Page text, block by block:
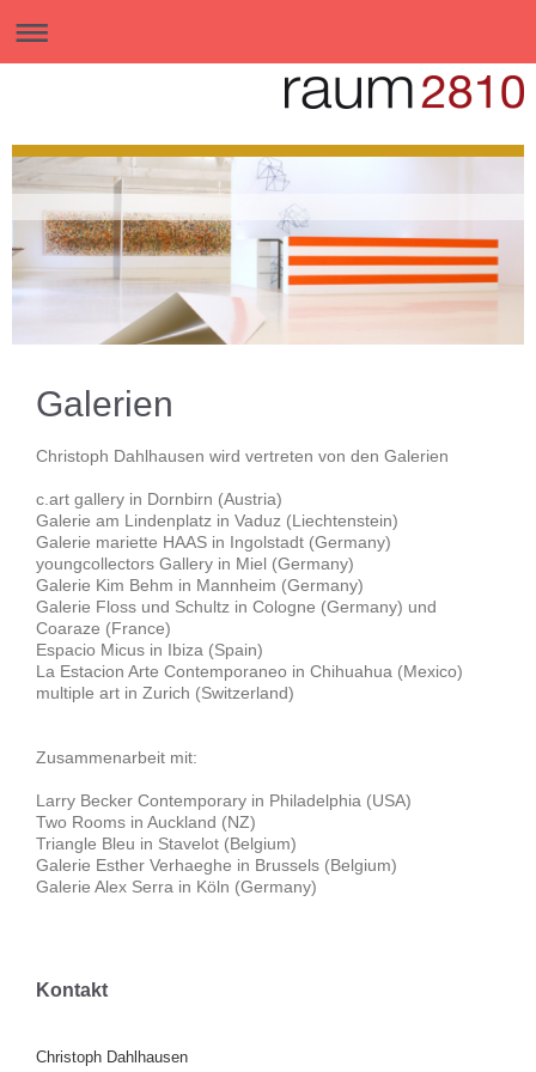
Galerien
Christoph Dahlhausen wird vertreten von den Galerien
c.art gallery in Dornbirn (Austria)
Galerie am Lindenplatz in Vaduz (Liechtenstein)
Galerie mariette HAAS in Ingolstadt (Germany)
youngcollectors Gallery in Miel (Germany)
Galerie Kim Behm in Mannheim (Germany)
Galerie Floss und Schultz in Cologne (Germany) und
Coaraze (France)
Espacio Micus in Ibiza (Spain)
La Estacion Arte Contemporaneo in Chihuahua (Mexico)
multiple art in Zurich (Switzerland)
Zusammenarbeit mit:
Larry Becker Contemporary in Philadelphia (USA)
Two Rooms in Auckland (NZ)
Triangle Bleu in Stavelot (Belgium)
Galerie Esther Verhaeghe in Brussels (Belgium)
Galerie Alex Serra in Köln (Germany)
Kontakt
Christoph Dahlhausen